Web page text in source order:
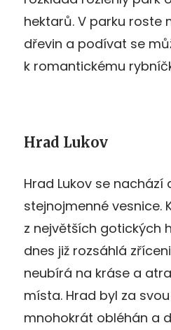
hektarů. V parku roste
dřevin a podívat se
k romantickému
Hrad Lukov
Hrad Lukov se nachází
stejnojmenné vesnice.
z největších gotických
dnes již rozsáhlá
neubírá na kráse a
místa. Hrad byl za
mnohokrát obléhán a